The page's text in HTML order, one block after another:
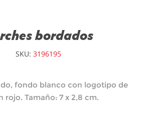
bordados
SKU: 3196195
fondo blanco con logotipo de
rojo. Tamaño: 7 x 2,8 cm.